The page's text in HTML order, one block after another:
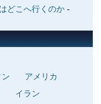
どこへ行くのか-
アメリカ
イラン